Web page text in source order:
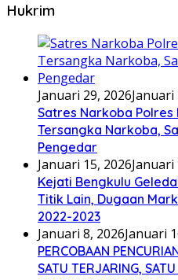
Hukrim
Januari 29, 2026Januari
Satres Narkoba Polres
Tersangka Narkoba,
Pengedar
Januari 15, 2026Januari
Kejati Bengkulu
Titik Lain, Dugaan
2022-2023
Januari 8, 2026Januari
PERCOBAAN
SATU TERJARING,